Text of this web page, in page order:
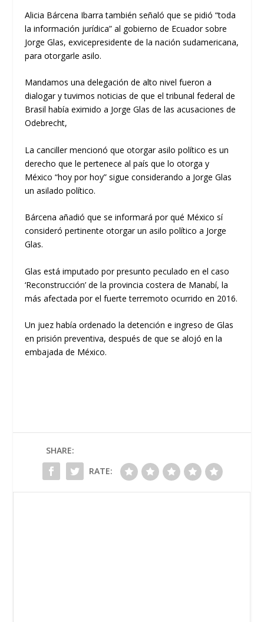
Alicia Bárcena Ibarra también señaló que se pidió “toda
la información jurídica” al gobierno de Ecuador sobre
Jorge Glas, exvicepresidente de la nación sudamericana,
para otorgarle asilo.
Mandamos una delegación de alto nivel fueron a
dialogar y tuvimos noticias de que el tribunal federal de
Brasil había eximido a Jorge Glas de las acusaciones de
Odebrecht,
La canciller mencionó que otorgar asilo político es un
derecho que le pertenece al país que lo otorga y
México “hoy por hoy” sigue considerando a Jorge Glas
un asilado político.
Bárcena añadió que se informará por qué México sí
consideró pertinente otorgar un asilo político a Jorge
Glas.
Glas está imputado por presunto peculado en el caso
‘Reconstrucción’ de la provincia costera de Manabí, la
más afectada por el fuerte terremoto ocurrido en 2016.
Un juez había ordenado la detención e ingreso de Glas
en prisión preventiva, después de que se alojó en la
embajada de México.
SHARE:
RATE: